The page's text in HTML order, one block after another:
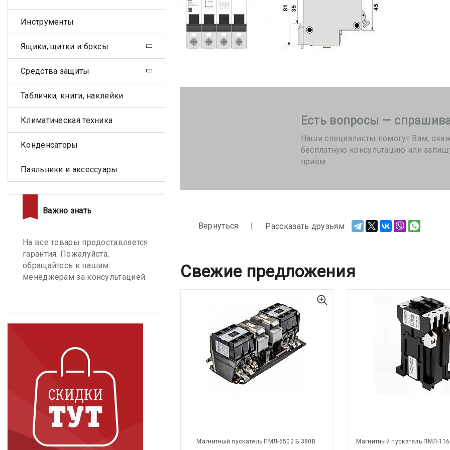
Есть вопросы —
Наши специалисты помогут Вам,
бесплатную консультацию или
приём
Вернуться Рассказать друзьям
Свежие предложения
Магнитный пускатель ПМЛ-6502 Б 380В Магнитный пускатель ПМЛ-
Инструменты
Ящики, щитки и боксы
Средства защиты
Таблички, книги, наклейки
Климатическая техника
Конденсаторы
Паяльники и аксессуары
Важно знать
На все товары предоставляется
гарантия. Пожалуйста,
обращайтесь к нашим
менеджерам за консультацией.